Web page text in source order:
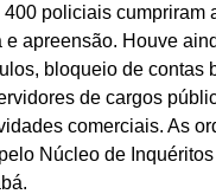
policiais cumpriram
e apreensão. Houve
bloqueio de contas
de cargos
comerciais. As
Núcleo de